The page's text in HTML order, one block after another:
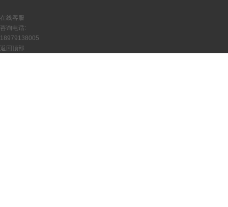
在线客服
咨询电话:
18979138005
返回顶部